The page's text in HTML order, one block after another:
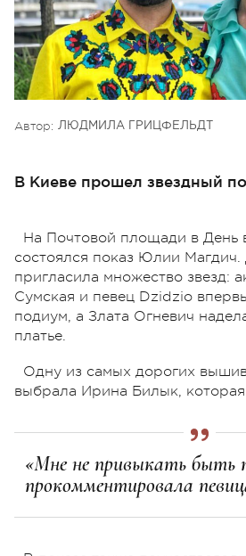
Автор: ЛЮДМИЛА ГРИЦФЕЛЬДТ
В Киеве прошел звездный
На Почтовой площади в День
состоялся показ Юлии Магдич.
пригласила множество звезд:
Сумская и певец Dzidzio
подиум, а Злата Огневич
платье.
Одну из самых дорогих
выбрала Ирина Билык,
«Мне не привыкать быть
прокомментировала